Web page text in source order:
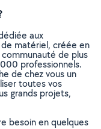
aux
matériel, créée en
de plus
professionnels.
de chez vous un
toutes vos
grands projets,
besoin en quelques